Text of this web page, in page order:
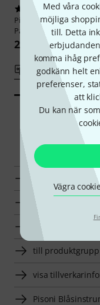
Med våra
möjliga
till. Detta
komma ihåg
godkänn helt
preferenser,
att
Du kan när
Vägra
5
Pisoni
DCL-20Deluxe
Pad 10,0
22 kr
Jämför
Pisoni
till
till produktgrupp
till
visa
Pisoni